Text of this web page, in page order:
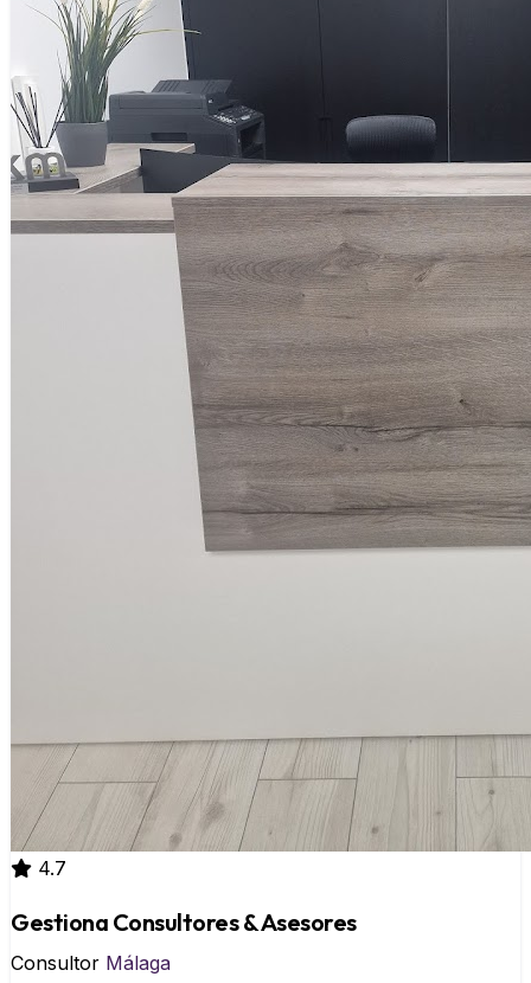
4.7
Gestiona Consultores & Asesores
Consultor Málaga